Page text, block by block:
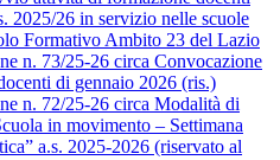
2025/26 in servizio nelle scuole
Formativo Ambito 23 del Lazio
n. 73/25-26 circa Convocazione
di gennaio 2026 (ris.)
n. 72/25-26 circa Modalità di
in movimento – Settimana
a.s. 2025-2026 (riservato al